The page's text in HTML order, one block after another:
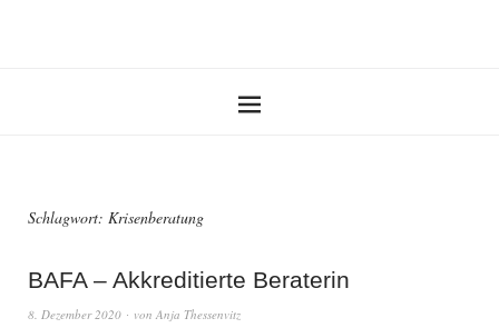
Schlagwort: Krisenberatung
BAFA – Akkreditierte Beraterin
8. Dezember 2020 von Anja Thessenvitz